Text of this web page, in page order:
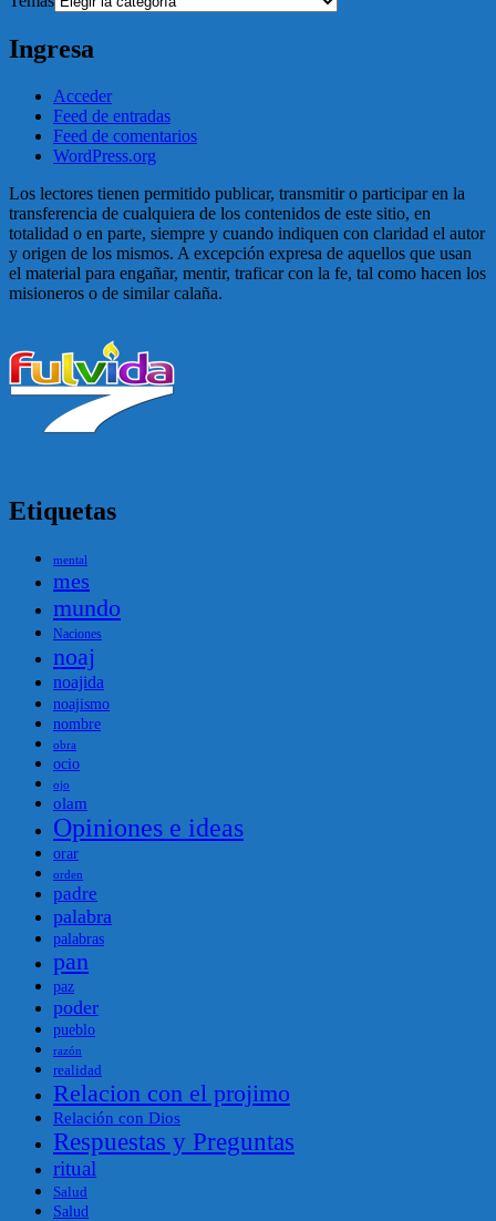
Ingresa
Acceder
Feed de entradas
Feed de comentarios
WordPress.org
Los lectores tienen permitido publicar, transmitir o participar en la
transferencia de cualquiera de los contenidos de este sitio, en
totalidad o en parte, siempre y cuando indiquen con claridad el autor
y origen de los mismos. A excepción expresa de aquellos que usan
el material para engañar, mentir, traficar con la fe, tal como hacen los
misioneros o de similar calaña.
Etiquetas
mental
mes
mundo
Naciones
noaj
noajida
noajismo
nombre
obra
ocio
ojo
olam
Opiniones e ideas
orar
orden
padre
palabra
palabras
pan
paz
poder
pueblo
razón
realidad
Relacion con el projimo
Relación con Dios
Respuestas y Preguntas
ritual
Salud
Salud